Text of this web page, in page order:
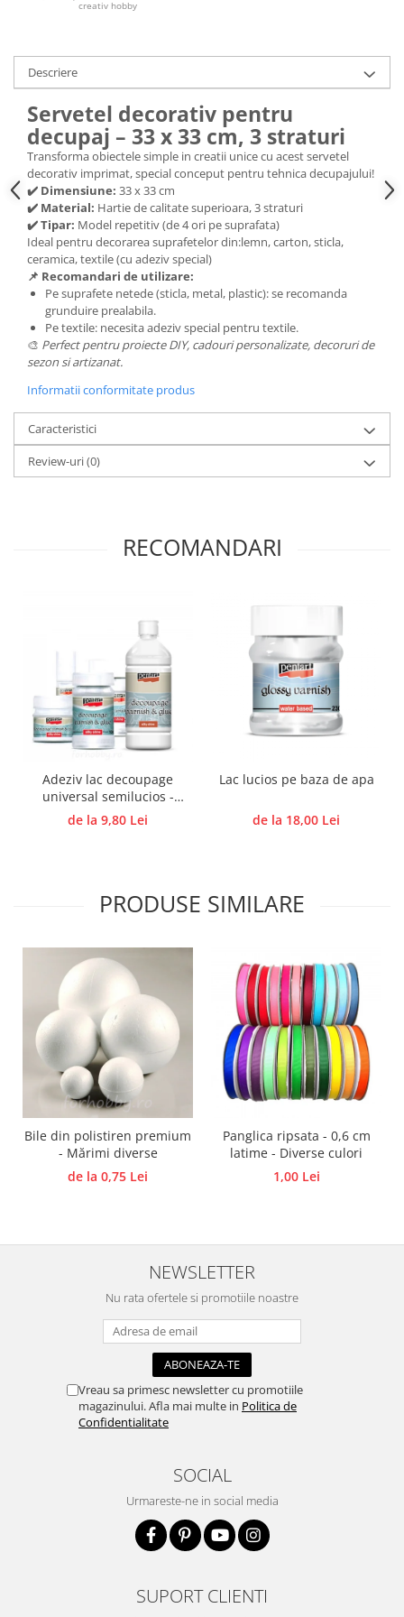
Carton/Hartie Scrapbooking
Hartie creponata
Hartie dantelata
Hartie matase
Hartie origami
Hartie reciclata/manuala
Plicuri
Carton
Rame, albume, notesuri
Forme/Figurine carton
Panglici, snururi, sarma
Dantela
Panglici craciun
Panglici decor
Snur/sfoara/fir
Metal
Stampile lemn
Stampile silicon
Ustensile, aparate
Perforatoare
Pistoale de lipit
Traforaj, pirogravura
Hartie creponata
Plante uscate
Materiale textile
Articole din bumbac
Modele termoadezive
Design cofetarie
Forme pentru turnat ciocolata
Pictura pe fata si corp
creativ hobby
Descriere
Servetel decorativ pentru
decupaj – 33 x 33 cm, 3 straturi
Transforma obiectele simple in creatii unice cu acest servetel
decorativ imprimat, special conceput pentru tehnica decupajului!
✔️ Dimensiune: 33 x 33 cm
✔️ Material: Hartie de calitate superioara, 3 straturi
✔️ Tipar: Model repetitiv (de 4 ori pe suprafata)
Ideal pentru decorarea suprafetelor din:lemn, carton, sticla,
ceramica, textile (cu adeziv special)
📌 Recomandari de utilizare:
Pe suprafete netede (sticla, metal, plastic): se recomanda
grunduire prealabila.
Pe textile: necesita adeziv special pentru textile.
🎨 Perfect pentru proiecte DIY, cadouri personalizate, decoruri de
sezon si artizanat.
Informatii conformitate produs
Caracteristici
Review-uri(0)
RECOMANDARI
Adeziv lac decoupage
universal semilucios -
Diverse cantități
de la 9,80 Lei
Lac lucios pe baza de apa
de la 18,00 Lei
PRODUSE SIMILARE
Bile din polistiren premium
- Mărimi diverse
de la 0,75 Lei
Panglica ripsata - 0,6 cm
latime - Diverse culori
1,00 Lei
NEWSLETTER
Nu rata ofertele si promotiile noastre
Vreau sa primesc newsletter cu promotiile
magazinului. Afla mai multe in Politica de
Confidentialitate
SOCIAL
Urmareste-ne in social media
SUPORT CLIENTI